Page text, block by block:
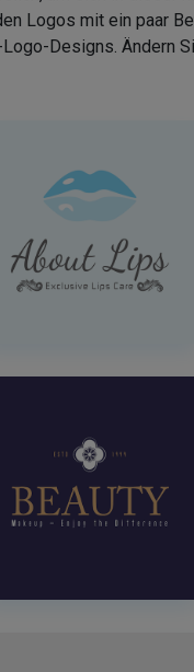
Logos mit ein paar
Designs. Ändern